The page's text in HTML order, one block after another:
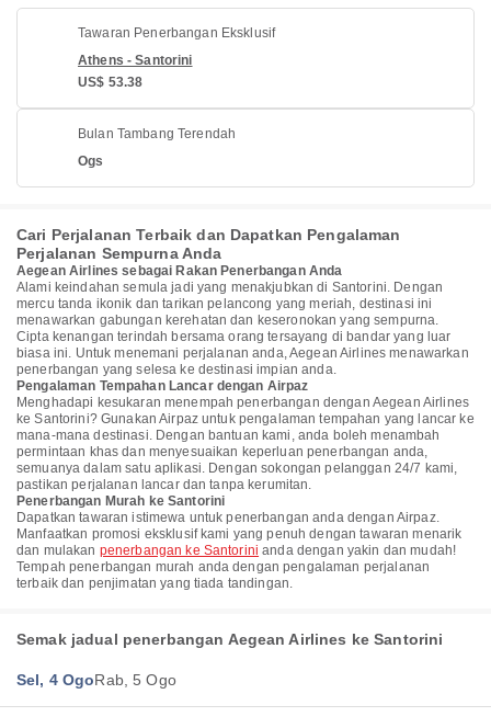
Tawaran Penerbangan Eksklusif
Athens - Santorini
US$ 53.38
Bulan Tambang Terendah
Ogs
Cari Perjalanan Terbaik dan Dapatkan Pengalaman
Perjalanan Sempurna Anda
Aegean Airlines sebagai Rakan Penerbangan Anda
Alami keindahan semula jadi yang menakjubkan di Santorini. Dengan
mercu tanda ikonik dan tarikan pelancong yang meriah, destinasi ini
menawarkan gabungan kerehatan dan keseronokan yang sempurna.
Cipta kenangan terindah bersama orang tersayang di bandar yang luar
biasa ini. Untuk menemani perjalanan anda, Aegean Airlines menawarkan
penerbangan yang selesa ke destinasi impian anda.
Pengalaman Tempahan Lancar dengan Airpaz
Menghadapi kesukaran menempah penerbangan dengan Aegean Airlines
ke Santorini? Gunakan Airpaz untuk pengalaman tempahan yang lancar ke
mana-mana destinasi. Dengan bantuan kami, anda boleh menambah
permintaan khas dan menyesuaikan keperluan penerbangan anda,
semuanya dalam satu aplikasi. Dengan sokongan pelanggan 24/7 kami,
pastikan perjalanan lancar dan tanpa kerumitan.
Penerbangan Murah ke Santorini
Dapatkan tawaran istimewa untuk penerbangan anda dengan Airpaz.
Manfaatkan promosi eksklusif kami yang penuh dengan tawaran menarik
dan mulakan penerbangan ke Santorini anda dengan yakin dan mudah!
Tempah penerbangan murah anda dengan pengalaman perjalanan
terbaik dan penjimatan yang tiada tandingan.
Semak jadual penerbangan Aegean Airlines ke Santorini
Sel, 4 OgoRab, 5 Ogo